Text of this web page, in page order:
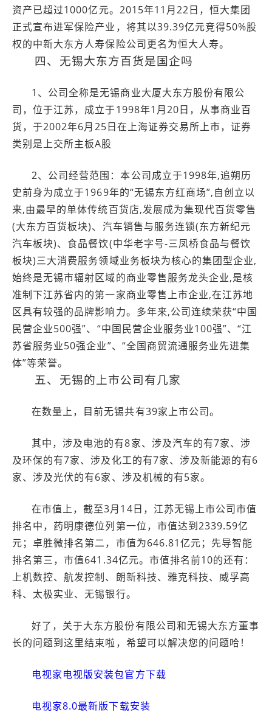
资产已超过1000亿元。2015年11月22日，恒大集团
正式宣布进军保险产业，将其以39.39亿元竞得50%股
权的中新大东方人寿保险公司更名为恒大人寿。
四、无锡大东方百货是国企吗
1、公司全称是无锡商业大厦大东方股份有限公
司，位于江苏，成立于1998年1月20日，从事商业百
货，于2002年6月25日在上海证券交易所上市，证券
类别是上交所主板A股
2、公司经营范围：本公司成立于1998年,追朔历
史前身为成立于1969年的“无锡东方红商场”,自创立以
来,由最早的单体传统百货店,发展成为集现代百货零售
(大东方百货板块)、汽车销售与服务连锁(东方新纪元
汽车板块)、食品餐饮(中华老字号-三凤桥食品与餐饮
板块)三大消费服务领域业务板块为核心的集团型企业,
始终是无锡市辐射区域的商业零售服务龙头企业,是核
准制下江苏省内的第一家商业零售上市企业,在江苏地
区具有较强的品牌影响力。多年来,公司连续荣获“中国
民营企业500强”、“中国民营企业服务业100强”、“江
苏省服务业50强企业”、“全国商贸流通服务业先进集
体”等荣誉。
五、无锡的上市公司有几家
在数量上，目前无锡共有39家上市公司。
其中，涉及电池的有8家、涉及汽车的有7家、涉
及环保的有7家、涉及化工的有7家、涉及新能源的有6
家、涉及光伏的有6家、涉及机械的有5家。
在市值上，截至3月14日，江苏无锡上市公司市值
排名中，药明康德位列第一位，市值达到2339.59亿
元；卓胜微排名第二，市值为646.81亿元；先导智能
排名第三，市值641.34亿元。市值排名前10的还有：
上机数控、航发控制、朗新科技、雅克科技、威孚高
科、太极实业、无锡银行。
好了，关于大东方股份有限公司和无锡大东方董事
长的问题到这里结束啦，希望可以解决您的问题哈！
电视家电视版安装包官方下载
电视家8.0最新版下载安装